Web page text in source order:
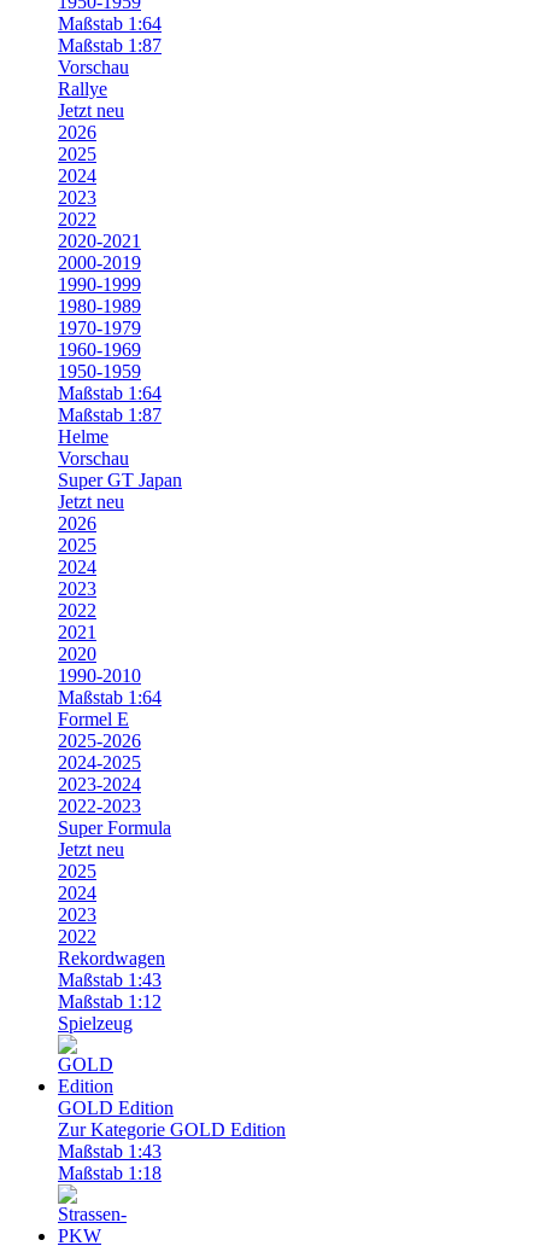
Maßstab 1:64
Maßstab 1:87
Vorschau
Rallye
Jetzt neu
2026
2025
2024
2023
2022
2020-2021
2000-2019
1990-1999
1980-1989
1970-1979
1960-1969
1950-1959
Maßstab 1:64
Maßstab 1:87
Helme
Vorschau
Super GT Japan
Jetzt neu
2026
2025
2024
2023
2022
2021
2020
1990-2010
Maßstab 1:64
Formel E
2025-2026
2024-2025
2023-2024
2022-2023
Super Formula
Jetzt neu
2025
2024
2023
2022
Rekordwagen
Maßstab 1:43
Maßstab 1:12
Spielzeug
GOLD Edition
Zur Kategorie GOLD Edition
Maßstab 1:43
Maßstab 1:18